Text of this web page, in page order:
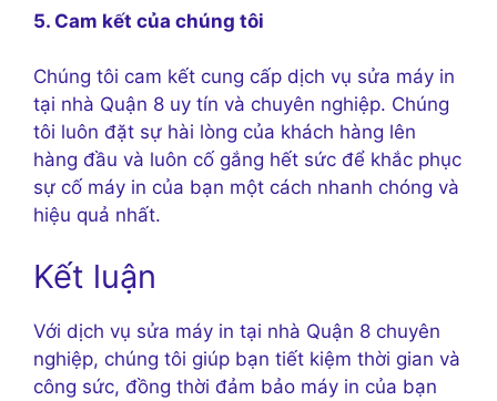
5. Cam kết của chúng tôi
Chúng tôi cam kết cung cấp dịch vụ sửa máy in
tại nhà Quận 8 uy tín và chuyên nghiệp. Chúng
tôi luôn đặt sự hài lòng của khách hàng lên
hàng đầu và luôn cố gắng hết sức để khắc phục
sự cố máy in của bạn một cách nhanh chóng và
hiệu quả nhất.
Kết luận
Với dịch vụ sửa máy in tại nhà Quận 8 chuyên
nghiệp, chúng tôi giúp bạn tiết kiệm thời gian và
công sức, đồng thời đảm bảo máy in của bạn